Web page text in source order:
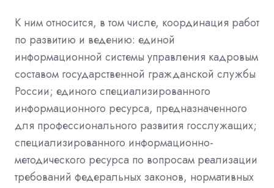
К ним относится, в том числе, координация работ
по развитию и ведению: единой
информационной системы управления кадровым
составом государственной гражданской службы
России; единого специализированного
информационного ресурса, предназначенного
для профессионального развития госслужащих;
специализированного информационно-
методического ресурса по вопросам реализации
требований федеральных законов, нормативных